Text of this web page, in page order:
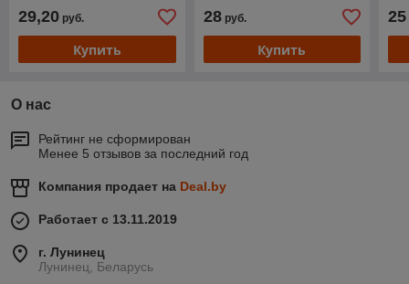
29,20 руб.
Купить
28руб.
Купить
25
О нас
Рейтинг не сформирован
Менее 5 отзывов за последний год
Компания продает на Deal.by
Работает с 13.11.2019
г. Лунинец
Лунинец, Беларусь